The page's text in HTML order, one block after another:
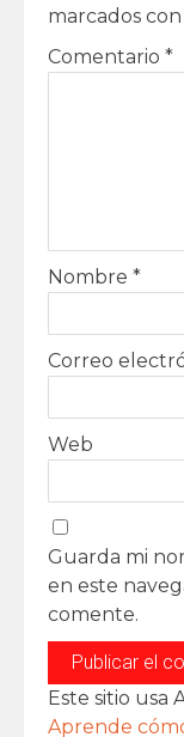
marcados con
Comentario *
Nombre *
Correo
Web
Guarda mi
en este
comente.
Este sitio usa
Aprende